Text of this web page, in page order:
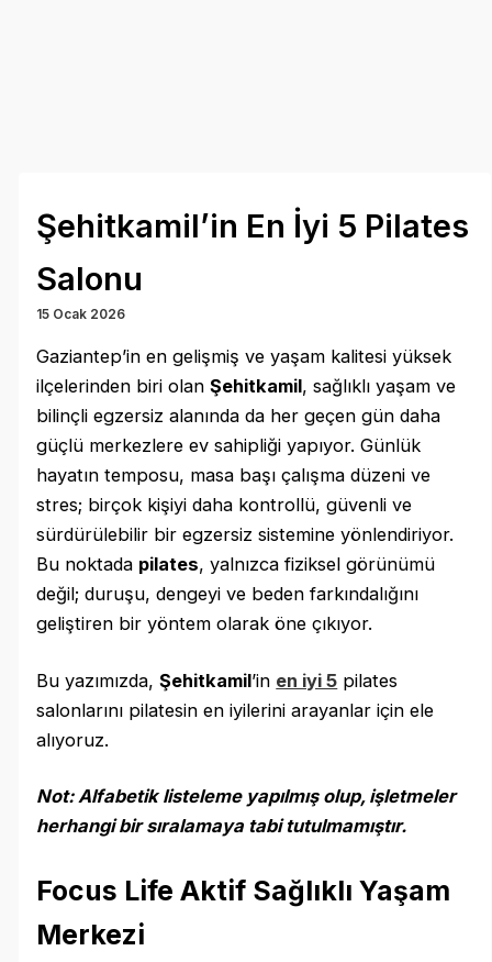
Şehitkamil’in En İyi 5 Pilates
Salonu
15 Ocak 2026
Gaziantep’in en gelişmiş ve yaşam kalitesi yüksek
ilçelerinden biri olanŞehitkamil, sağlıklı yaşam ve
bilinçli egzersiz alanında da her geçen gün daha
güçlü merkezlere ev sahipliği yapıyor. Günlük
hayatın temposu, masa başı çalışma düzeni ve
stres; birçok kişiyi daha kontrollü, güvenli ve
sürdürülebilir bir egzersiz sistemine yönlendiriyor.
Bu noktada pilates, yalnızca fiziksel görünümü
değil; duruşu, dengeyi ve beden farkındalığını
geliştiren bir yöntem olarak öne çıkıyor.
Bu yazımızda,Şehitkamil’in en iyi 5 pilates
salonlarını pilatesin en iyilerini arayanlar için ele
alıyoruz.
Not: Alfabetik listeleme yapılmış olup, işletmeler
herhangi bir sıralamaya tabi tutulmamıştır.
Focus Life Aktif Sağlıklı Yaşam
Merkezi